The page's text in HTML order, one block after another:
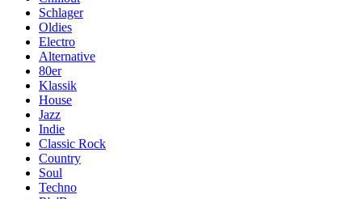
Schlager
Oldies
Electro
Alternative
80er
Klassik
House
Jazz
Indie
Classic Rock
Country
Soul
Techno